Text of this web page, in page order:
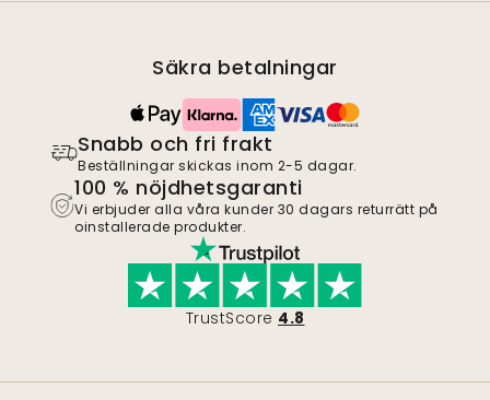
Säkra betalningar
Snabb och fri frakt
Beställningar skickas inom 2-5 dagar.
100 % nöjdhetsgaranti
Vi erbjuder alla våra kunder 30 dagars returrätt på
oinstallerade produkter.
TrustScore 4.8